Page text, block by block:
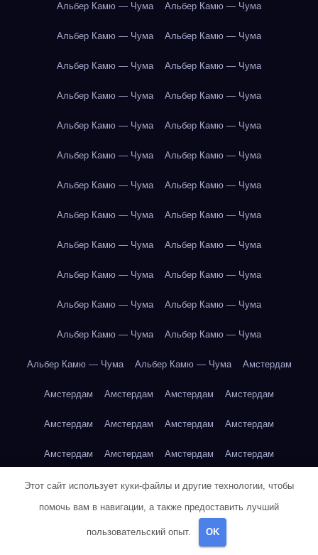
Альбер Камю — Чума Альбер Камю — Чума
Альбер Камю — Чума Альбер Камю — Чума
Альбер Камю — Чума Альбер Камю — Чума
Альбер Камю — Чума Альбер Камю — Чума
Альбер Камю — Чума Альбер Камю — Чума
Альбер Камю — Чума Альбер Камю — Чума
Альбер Камю — Чума Альбер Камю — Чума
Альбер Камю — Чума Альбер Камю — Чума
Альбер Камю — Чума Альбер Камю — Чума
Альбер Камю — Чума Альбер Камю — Чума
Альбер Камю — Чума Альбер Камю — Чума
Альбер Камю — Чума Альбер Камю — Чума
Альбер Камю — Чума Альбер Камю — Чума Амстердам
Амстердам Амстердам Амстердам Амстердам
Амстердам Амстердам Амстердам Амстердам
Амстердам Амстердам Амстердам Амстердам
Амстердам Антон Чехов — Вишнёвый сад
Антон Чехов — Вишнёвый сад Антон Чехов — Вишнёвый сад
Антон Чехов — Вишнёвый сад
Этот сайт использует куки-файлы и другие технологии, чтобы
помочь вам в навигации, а также предоставить лучший
пользовательский опыт. OK